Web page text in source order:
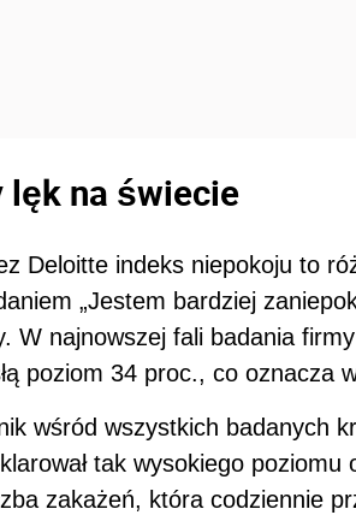
na świecie
Deloitte indeks niepokoju to
„Jestem bardziej
W najnowszej fali badania
poziom 34 proc., co oznacza
wśród wszystkich badanych
tak wysokiego poziomu
zakażeń, która codziennie